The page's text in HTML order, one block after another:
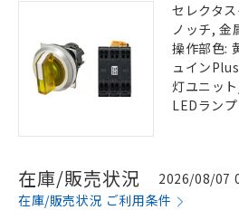
セレクタ
ノッチ, 金
操作部色:
ュイン
灯ユニッ
LEDラン
在庫/販売状況
2026/08/07
在庫/販売状況 ご利用条件